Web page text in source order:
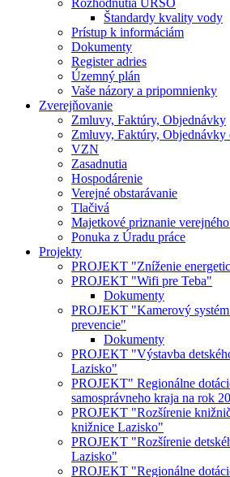
Rozhodnutia URSO
Štandardy kvality vody
Prístup k informáciám
Dokumenty
Register adries
Územný plán
Vaše názory a pripomnienky
Zverejňovanie
Zmluvy, Faktúry, Objednávky
Zmluvy, Faktúry, Objednávky
VZN
Zasadnutia
Hospodárenie
Verejné obstarávanie
Tlačivá
Majetkové priznanie
Ponuka z Úradu práce
Projekty
PROJEKT "Zníženie
PROJEKT "Wifi pre Teba"
Dokumenty
PROJEKT "Kamerový
prevencie"
Dokumenty
PROJEKT "Výstavba
Lazisko"
PROJEKT" Regionálne
samosprávneho kraja na rok
PROJEKT "Rozšírenie
knižnice Lazisko"
PROJEKT "Rozšírenie
Lazisko"
PROJEKT "Regionálne